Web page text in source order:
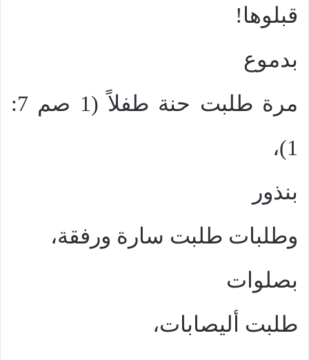
قبلوها!
بدموع
مرة طلبت حنة طفلاً (1 صم 7:
1)،
بنذور
وطلبات طلبت سارة ورفقة،
بصلوات
طلبت أليصابات،